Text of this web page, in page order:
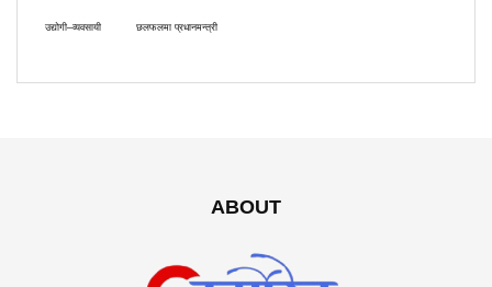
उद्योगी–व्यवसायी छलफलमा प्रधानमन्त्री
ABOUT